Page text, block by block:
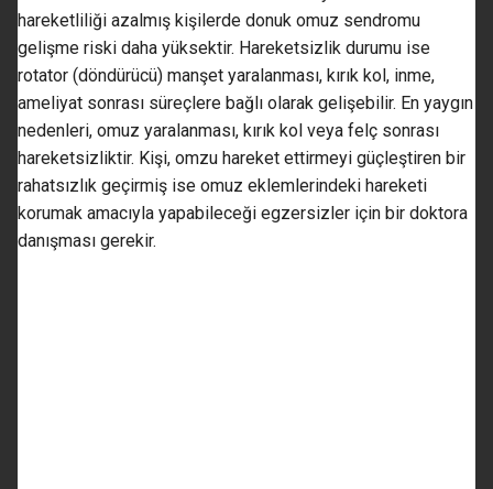
hareketliliği azalmış kişilerde donuk omuz sendromu
gelişme riski daha yüksektir. Hareketsizlik durumu ise
rotator (döndürücü) manşet yaralanması, kırık kol, inme,
ameliyat sonrası süreçlere bağlı olarak gelişebilir. En yaygın
nedenleri, omuz yaralanması, kırık kol veya felç sonrası
hareketsizliktir. Kişi, omzu hareket ettirmeyi güçleştiren bir
rahatsızlık geçirmiş ise omuz eklemlerindeki hareketi
korumak amacıyla yapabileceği egzersizler için bir doktora
danışması gerekir.